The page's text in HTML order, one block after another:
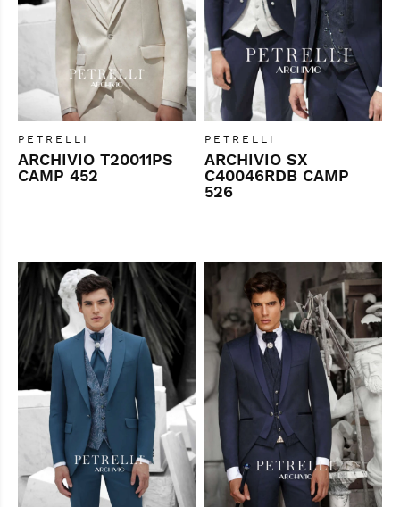
PETRELLI
ARCHIVIO T20011PS
CAMP 452
PETRELLI
ARCHIVIO SX
C40046RDB CAMP
526